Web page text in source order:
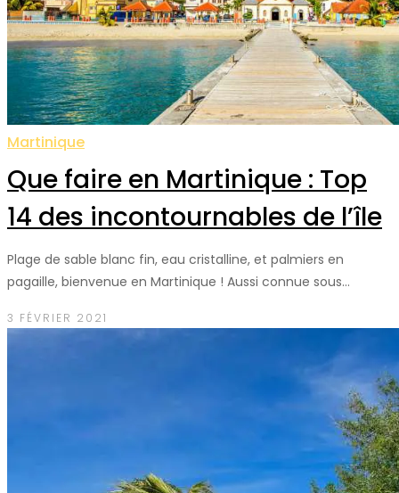
Martinique
Que faire en Martinique : Top
14 des incontournables de l’île
Plage de sable blanc fin, eau cristalline, et palmiers en
pagaille, bienvenue en Martinique ! Aussi connue sous…
3 FÉVRIER 2021